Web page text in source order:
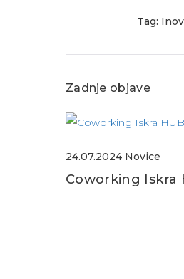
Tag:
Zadnje objave
24.07.2024 Novice
Coworking Iskra